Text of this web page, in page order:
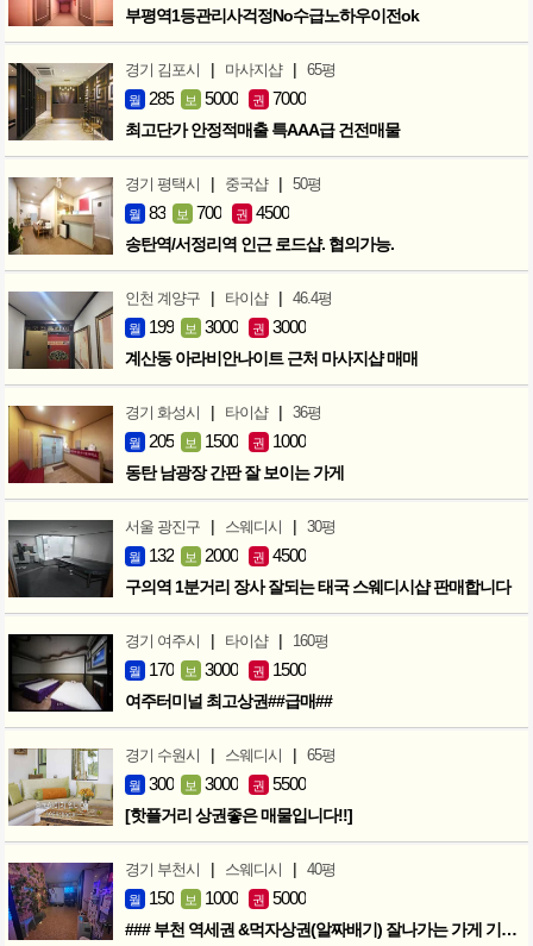
부평역1등관리사걱정No수급노하우이전ok
경기 김포시 | 마사지샵 | 65평
월 285 보 5000 권 7000
최고단가 안정적매출 특AAA급 건전매물
경기 평택시 | 중국샵 | 50평
월 83 보 700 권 4500
송탄역/서정리역 인근 로드샵. 협의가능.
인천 계양구 | 타이샵 | 46.4평
월 199 보 3000 권 3000
계산동 아라비안나이트 근처 마사지샵 매매
경기 화성시 | 타이샵 | 36평
월 205 보 1500 권 1000
동탄 남광장 간판 잘 보이는 가게
서울 광진구 | 스웨디시 | 30평
월 132 보 2000 권 4500
구의역 1분거리 장사 잘되는 태국 스웨디시샵 판매합니다
경기 여주시 | 타이샵 | 160평
월 170 보 3000 권 1500
여주터미널 최고상권##급매##
경기 수원시 | 스웨디시 | 65평
월 300 보 3000 권 5500
[핫플거리 상권좋은 매물입니다!!]
경기 부천시 | 스웨디시 | 40평
월 150 보 1000 권 5000
### 부천 역세권 &먹자상권(알짜배기) 잘나가는 가게 기회입니다 ###